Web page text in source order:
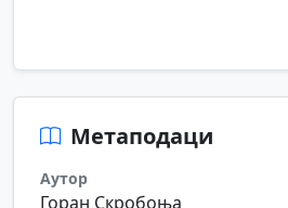
Метаподаци
Аутор
Горан Скробоња